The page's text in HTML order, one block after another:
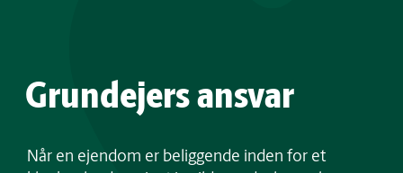
Grundejers ansvar
Når en ejendom er beliggende inden for et